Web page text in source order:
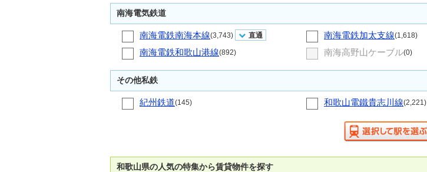
南海電気鉄道
南海電鉄南海本線(3,743) 直通 南海電鉄加太支線(1,618)
南海電鉄和歌山港線(892) 南海高野山ケーブル(0)
その他私鉄
紀州鉄道(145) 和歌山電鐵貴志川線(2,221)
和歌山県の人気の特集から賃貸物件を探す